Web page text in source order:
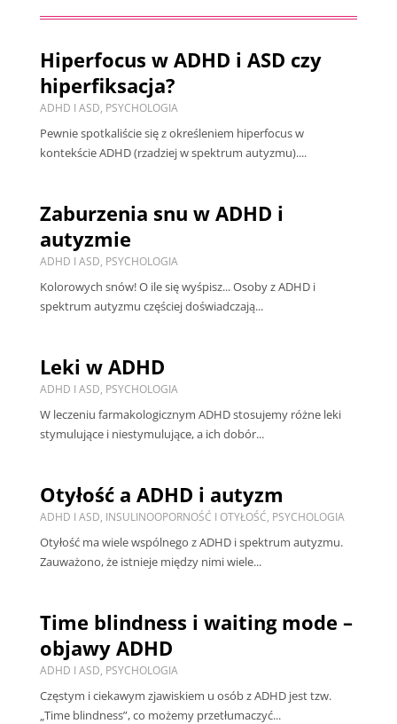
Hiperfocus w ADHD i ASD czy
hiperfiksacja?
ADHD I ASD, PSYCHOLOGIA
Pewnie spotkaliście się z określeniem hiperfocus w
kontekście ADHD (rzadziej w spektrum autyzmu)....
Zaburzenia snu w ADHD i
autyzmie
ADHD I ASD, PSYCHOLOGIA
Kolorowych snów! O ile się wyśpisz... Osoby z ADHD i
spektrum autyzmu częściej doświadczają...
Leki w ADHD
ADHD I ASD, PSYCHOLOGIA
W leczeniu farmakologicznym ADHD stosujemy różne leki
stymulujące i niestymulujące, a ich dobór...
Otyłość a ADHD i autyzm
ADHD I ASD, INSULINOOPORNOŚĆ I OTYŁOŚĆ, PSYCHOLOGIA
Otyłość ma wiele wspólnego z ADHD i spektrum autyzmu.
Zauważono, że istnieje między nimi wiele...
Time blindness i waiting mode –
objawy ADHD
ADHD I ASD, PSYCHOLOGIA
Częstym i ciekawym zjawiskiem u osób z ADHD jest tzw.
„Time blindness”, co możemy przetłumaczyć...